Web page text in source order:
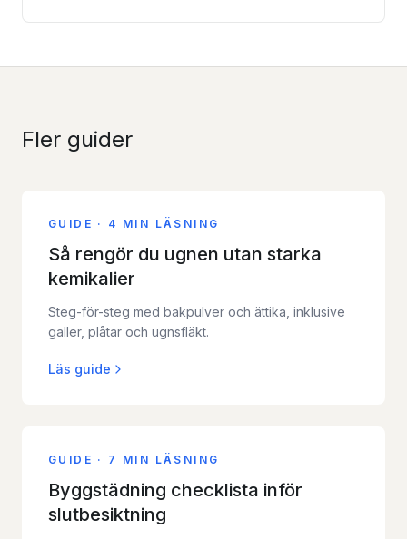
Fler guider
GUIDE · 4 MIN LÄSNING
Så rengör du ugnen utan starka
kemikalier
Steg-för-steg med bakpulver och ättika, inklusive
galler, plåtar och ugnsfläkt.
Läs guide
GUIDE · 7 MIN LÄSNING
Byggstädning checklista inför
slutbesiktning